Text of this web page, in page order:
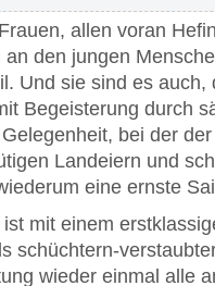
allen voran
den jungen
Und sie sind es
Begeisterung durch
bei der
Landeiern und
eine ernste
mit einem
schüchtern-
wieder einmal alle